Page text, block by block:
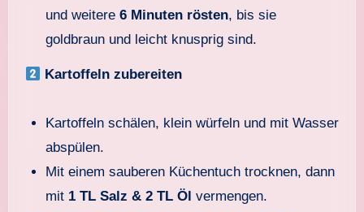
und weitere6 Minuten rösten, bis sie
goldbraun und leicht knusprig sind.
Kartoffeln zubereiten
Kartoffeln schälen, klein würfeln und mit Wasser
abspülen.
Mit einem sauberen Küchentuch trocknen, dann
mit 1 TL Salz & 2 TL Öl vermengen.